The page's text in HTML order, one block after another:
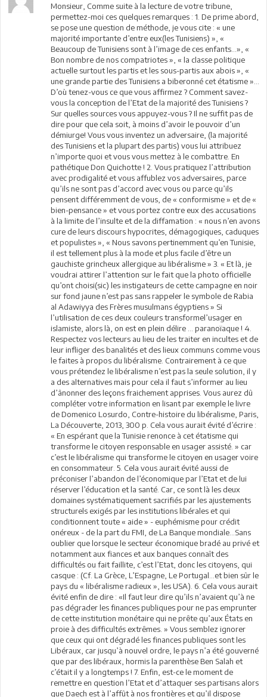
Monsieur, Comme suite à la lecture de votre tribune,
permettez-moi ces quelques remarques : 1. De prime abord,
se pose une question de méthode, je vous cite : « une
majorité importante d’entre eux(les Tunisiens) », «
Beaucoup de Tunisiens sont à l’image de ces enfants…», «
Bon nombre de nos compatriotes », « la classe politique
actuelle surtout les partis et les sous-partis aux abois », «
une grande partie des Tunisiens a biberonné cet étatisme »…
D’où tenez-vous ce que vous affirmez ? Comment savez-
vous la conception de l’Etat de la majorité des Tunisiens ?
Sur quelles sources vous appuyez-vous ? Il ne suffit pas de
dire pour que cela soit, à moins d’avoir le pouvoir d’un
démiurge! Vous vous inventez un adversaire, (la majorité
des Tunisiens et la plupart des partis) vous lui attribuez
n’importe quoi et vous vous mettez à le combattre. En
pathétique Don Quichotte ! 2. Vous pratiquez l’attribution
avec prodigalité et vous affublez vos adversaires, parce
qu’ils ne sont pas d’accord avec vous ou parce qu’ils
pensent différemment de vous, de « conformisme » et de «
bien-pensance » et vous portez contre eux des accusations
à la limite de l’insulte et de la diffamation : « nous n’en avons
cure de leurs discours hypocrites, démagogiques, caduques
et populistes », « Nous savons pertinemment qu’en Tunisie,
il est tellement plus à la mode et plus facile d’être un
gauchiste grincheux allergique au libéralisme » 3. « Et là, je
voudrai attirer l’attention sur le fait que la photo officielle
qu’ont choisi(sic) les instigateurs de cette campagne en noir
sur fond jaune n’est pas sans rappeler le symbole de Rabia
al Adawiyya des Frères musulmans égyptiens » Si
l’utilisation de ces deux couleurs transformel’usager en
islamiste, alors là, on est en plein délire … paranoïaque ! 4.
Respectez vos lecteurs au lieu de les traiter en incultes et de
leur infliger des banalités et des lieux communs comme vous
le faites à propos du libéralisme. Contrairement à ce que
vous prétendez le libéralisme n’est pas la seule solution, il y
a des alternatives mais pour cela il faut s’informer au lieu
d’ânonner des leçons fraichement apprises. Vous aurez dû
compléter votre information en lisant par exemple le livre
de Domenico Losurdo, Contre-histoire du libéralisme, Paris,
La Découverte, 2013, 300 p. Cela vous aurait évité d’écrire :
« En espérant que la Tunisie renonce à cet étatisme qui
transforme le citoyen responsable en usager assisté. » car
c’est le libéralisme qui transforme le citoyen en usager voire
en consommateur. 5. Cela vous aurait évité aussi de
préconiser l’abandon de l’économique par l’Etat et de lui
réserver l’éducation et la santé. Car, ce sont là les deux
domaines systématiquement sacrifiés par les ajustements
structurels exigés par les institutions libérales et qui
conditionnent toute « aide » - euphémisme pour crédit
onéreux - de la part du FMI, de La Banque mondiale…Sans
oublier que lorsque le secteur économique bradé au privé et
notamment aux fiances et aux banques connaît des
difficultés ou fait faillite, c’est l’Etat, donc les citoyens, qui
casque : (Cf. La Grèce, L’Espagne, Le Portugal…et bien sûr le
pays du « libéralisme radieux », les USA). 6. Cela vous aurait
évité enfin de dire : «Il faut leur dire qu’ils n’avaient qu’à ne
pas dégrader les finances publiques pour ne pas emprunter
de cette institution monétaire qui ne prête qu’aux États en
proie à des difficultés extrêmes. » Vous semblez ignorer
que ceux qui ont dégradé les finances publiques sont les
Libéraux, car jusqu’à nouvel ordre, le pays n’a été gouverné
que par des libéraux, hormis la parenthèse Ben Salah et
c’était il y a longtemps ! 7. Enfin, est-ce le moment de
remettre en question l’Etat et d’attaquer ses partisans alors
que Daech est à l’affût à nos frontières et qu’il dispose